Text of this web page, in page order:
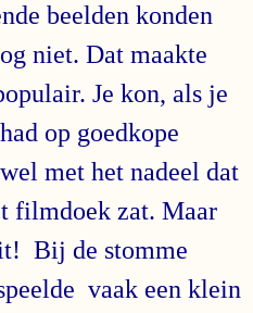
beelden konden
niet. Dat maakte
Je kon, als je
op goedkope
met het nadeel dat
filmdoek zat. Maar
Bij de stomme
vaak een klein